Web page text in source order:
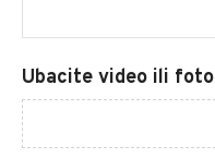
Ubacite video ili foto